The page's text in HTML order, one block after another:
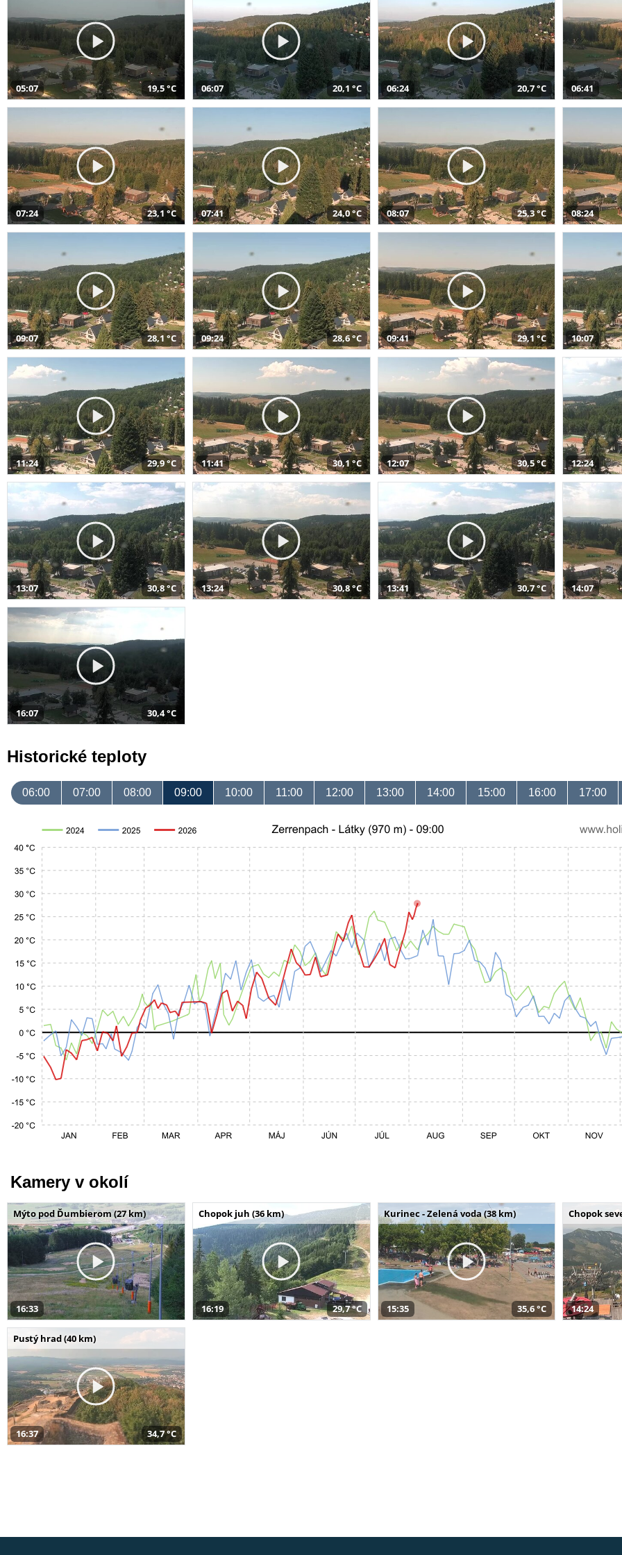
05:07 19,5 °C 06:07 20,1 °C 06:24 20,7 °C 06:41
07:24 23,1 °C 07:41 24,0 °C 08:07 25,3 °C 08:24
09:07 28,1 °C 09:24 28,6 °C 09:41 29,1 °C 10:07
11:24 29,9 °C 11:41 30,1 °C 12:07 30,5 °C 12:24
13:07 30,8 °C 13:24 30,8 °C 13:41 30,7 °C 14:07
16:07 30,4 °C
Historické teploty
06:00 07:00 08:00 09:00 10:00 11:00 12:00 13:00 14:00 15:00 16:00 17:00
Kamery v okolí
Mýto pod Ďumbierom (27 km)
16:33
Chopok juh (36 km)
16:19 29,7 °C
Kurinec - Zelená voda (38 km)
15:35 35,6 °C
Chopok
14:24
Pustý hrad (40 km)
16:37 34,7 °C